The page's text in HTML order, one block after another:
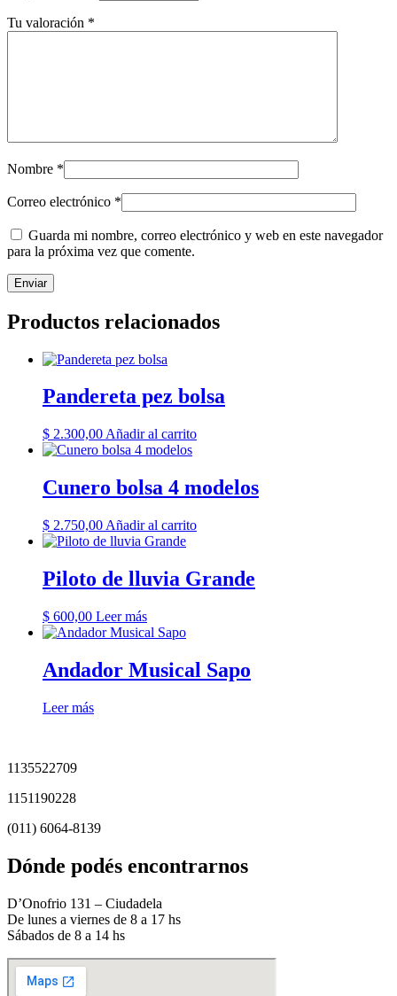
Tu valoración *
Nombre *
Correo electrónico *
Guarda mi nombre, correo electrónico y web en este navegador
para la próxima vez que comente.
Productos relacionados
Pandereta pez bolsa
$ 2.300,00 Añadir al carrito
Cunero bolsa 4 modelos
$ 2.750,00 Añadir al carrito
Piloto de lluvia Grande
$ 600,00 Leer más
Andador Musical Sapo
Leer más
1135522709
1151190228
(011) 6064-8139
Dónde podés encontrarnos
D’Onofrio 131 – Ciudadela
De lunes a viernes de 8 a 17 hs
Sábados de 8 a 14 hs